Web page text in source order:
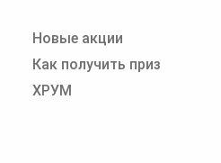
Новые акции
Как получить приз
ХРУМ